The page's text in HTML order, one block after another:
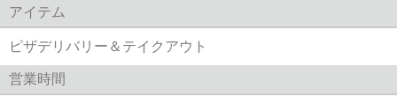
アイテム
ピザデリバリー＆テイクアウト
営業時間